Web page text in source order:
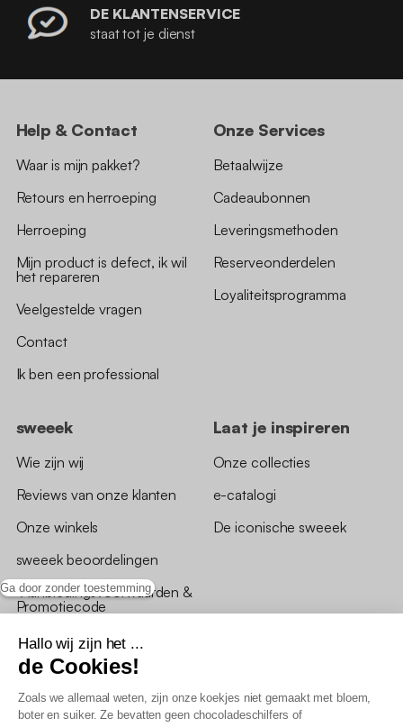
Ga door zonder toestemming
Hallo wij zijn het ...
de Cookies!
Zoals we allemaal weten, zijn onze koekjes niet gemaakt met bloem,
boter en suiker. Ze bevatten geen chocoladeschilfers of
DE KLANTENSERVICE
staat tot je dienst
Help & Contact
Waar is mijn pakket?
Retours en herroeping
Herroeping
Mijn product is defect, ik wil
het repareren
Veelgestelde vragen
Contact
Ik ben een professional
Onze Services
Betaalwijze
Cadeaubonnen
Leveringsmethoden
Reserveonderdelen
Loyaliteitsprogramma
sweeek
Wie zijn wij
Reviews van onze klanten
Onze winkels
sweeek beoordelingen
*Aanbiedingsvoorwaarden &
Promotiecode
Laat je inspireren
Onze collecties
e-catalogi
De iconische sweeek
Algemene verkoopsvoorwaarden